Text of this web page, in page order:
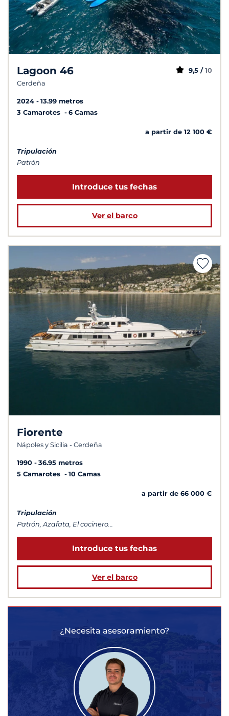
Lagoon 46
Cerdeña
9,5 / 10
2024
13.99 metros
3 Camarotes
6 Camas
a partir de 12 100 €
Tripulación
Patrón
Introduce tus fechas
Ver el barco
Fiorente
Nápoles y Sicilia - Cerdeña
1990
36.95 metros
5 Camarotes
10 Camas
a partir de 66 000 €
Tripulación
Patrón, Azafata, El cocinero...
Introduce tus fechas
Ver el barco
¿Necesita asesoramiento?